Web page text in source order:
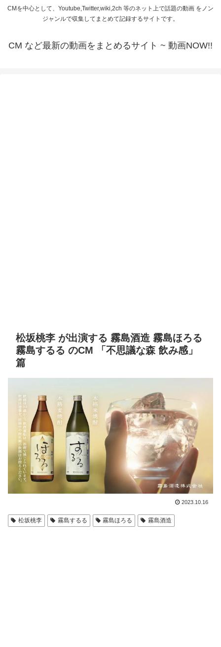
CMを中心として、Youtube,Twitter,wiki,2ch 等のネット上で話題の動画 をノン
ジャンルで収集してまとめて記録するサイトです。
CM など最新の動画をまとめるサイト ~ 動画NOW!!
松坂桃李 が出演する 霧島酒造 霧島ほろる
霧島するる のCM 「不思議な森 飲み感」
篇
2023.10.16
松坂桃李 霧島するる 霧島ほろる 霧島酒造